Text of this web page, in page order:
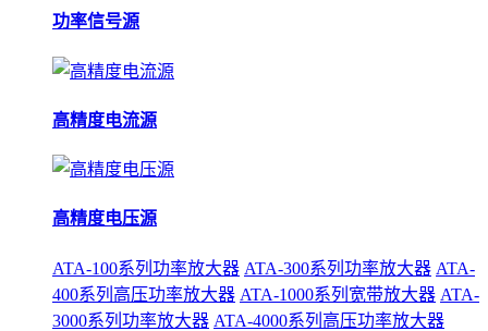
功率信号源
高精度电流源
高精度电压源
ATA-100系列功率放大器 ATA-300系列功率放大器 ATA-
400系列高压功率放大器 ATA-1000系列宽带放大器 ATA-
3000系列功率放大器 ATA-4000系列高压功率放大器